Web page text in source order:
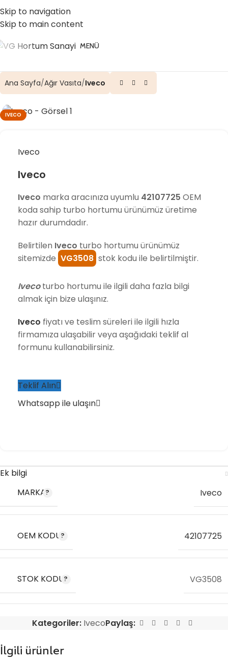
Skip to navigation
Skip to main content
☎️ 0 (224) 504 74 45
MENÜ
Ana Sayfa Ağır Vasıta Iveco
IVECO
Iveco
Iveco
Iveco marka aracınıza uyumlu 42107725 OEM
koda sahip turbo hortumu ürünümüz üretime
hazır durumdadır.
Belirtilen Iveco turbo hortumu ürünümüz
sitemizde VG3508 stok kodu ile belirtilmiştir.
Ivecoturbo hortumu ile ilgili daha fazla bilgi
almak için bize ulaşınız.
Iveco fiyatı ve teslim süreleri ile ilgili hızla
firmamıza ulaşabilir veya aşağıdaki teklif al
formunu kullanabilirsiniz.
Teklif Alın
Whatsapp ile ulaşın
Ek bilgi
MARKA
Iveco
OEM KODU 42107725
STOK KODU VG3508
Kategoriler: IvecoPaylaş:
İlgili ürünler